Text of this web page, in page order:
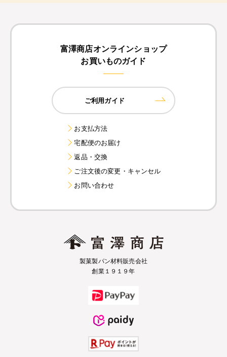
富澤商店オンラインショップ
お買いものガイド
ご利用ガイド
お支払方法
宅配便のお届け
返品・交換
ご注文後の変更・キャンセル
お問い合わせ
製菓製パン材料販売会社
創業１９１９年